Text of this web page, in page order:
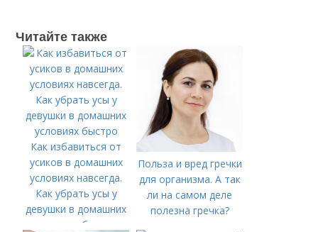
Читайте также
Как избавиться от
усиков в домашних
условиях навсегда.
Как убрать усы у
девушки в домашних
условиях быстро
Польза и вред гречки
для организма. А так
ли на самом деле
полезна гречка?